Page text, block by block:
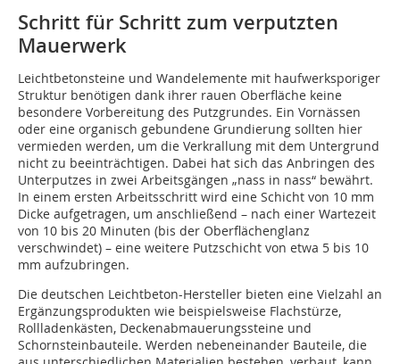
Schritt für Schritt zum verputzten
Mauerwerk
Leichtbetonsteine und Wandelemente mit haufwerks­poriger
Struktur benötigen dank ihrer rauen Oberfläche keine
besondere Vorbereitung des Putzgrundes. Ein Vornässen
oder eine organisch gebundene Grundierung sollten hier
vermieden werden, um die Verkrallung mit dem Untergrund
nicht zu beeinträchtigen. Dabei hat sich das Anbringen des
Unter­putzes in zwei Arbeitsgängen „nass in nass“ bewährt.
In einem ersten Arbeitsschritt wird eine Schicht von 10 mm
Dicke aufgetragen, um anschließend – nach einer Wartezeit
von 10 bis 20 Minuten (bis der Oberflächenglanz
verschwindet) – eine weitere Putzschicht von etwa 5 bis 10
mm aufzubringen.
Die deutschen Leichtbeton-Hersteller bieten eine Vielzahl an
Ergänzungsprodukten wie beispielsweise Flachstürze,
Rollladenkästen, Deckenabmauerungssteine und
Schornsteinbauteile. Werden nebeneinander Bauteile, die